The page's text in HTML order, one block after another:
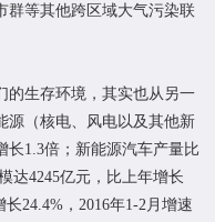
群等其他跨区域大气污染联
的生存环境，其实也从另一
源（核电、风电以及其他新
长1.3倍；新能源汽车产量比
达4245亿元，比上年增长
24.4%，2016年1-2月增速